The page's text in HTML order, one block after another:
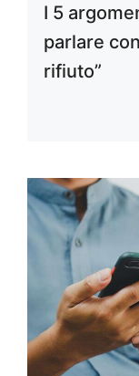
I 5
parlare
rifiuto”